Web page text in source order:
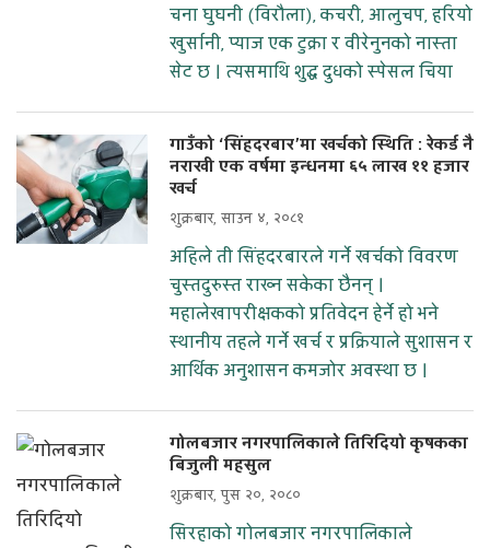
चना घुघनी (विरौला), कचरी, आलुचप, हरियो
खुर्सानी, प्याज एक टुक्रा र वीरेनुनको नास्ता
सेट छ । त्यसमाथि शुद्ध दुधको स्पेसल चिया
गाउँको ‘सिंहदरबार’मा खर्चको स्थिति : रेकर्ड नै
नराखी एक वर्षमा इन्धनमा ६५ लाख ११ हजार
खर्च
शुक्रबार, साउन ४, २०८१
अहिले ती सिंहदरबारले गर्ने खर्चको विवरण
चुस्तदुरुस्त राख्न सकेका छैनन् ।
महालेखापरीक्षकको प्रतिवेदन हेर्ने हो भने
स्थानीय तहले गर्ने खर्च र प्रक्रियाले सुशासन र
आर्थिक अनुशासन कमजोर अवस्था छ ।
गोलबजार नगरपालिकाले तिरिदियो कृषकका
बिजुली महसुल
शुक्रबार, पुस २०, २०८०
सिरहाको गोलबजार नगरपालिकाले